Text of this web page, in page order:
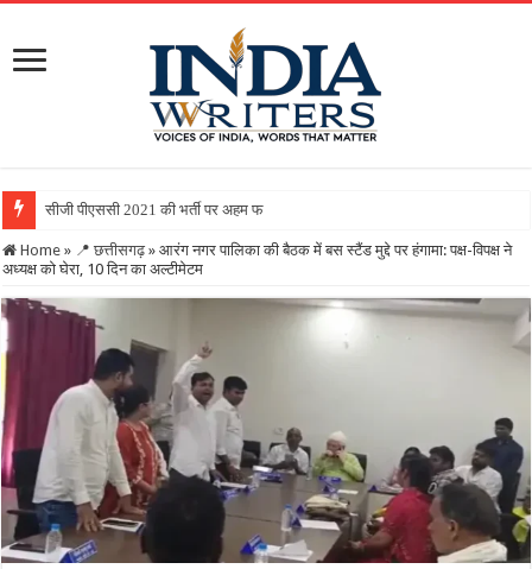
सीजी पीएससी 2021 की भर्ती पर अहम फैसला : सुप्रीम कोर्ट से निर्दोष
Home » 📍 छत्तीसगढ़ » आरंग नगर पालिका की बैठक में बस स्टैंड मुद्दे पर हंगामा: पक्ष-विपक्ष ने
अध्यक्ष को घेरा, 10 दिन का अल्टीमेटम